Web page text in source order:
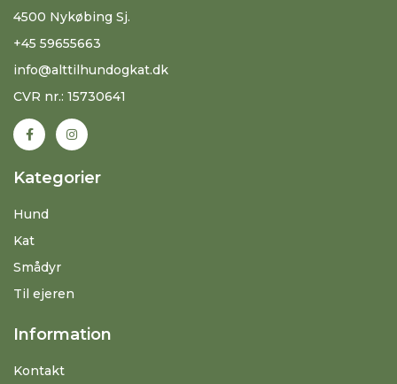
4500 Nykøbing Sj.
+45 59655663
info@alttilhundogkat.dk
CVR nr.: 15730641
Kategorier
Hund
Kat
Smådyr
Til ejeren
Information
Kontakt